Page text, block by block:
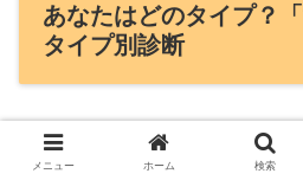
あなたはどのタイプ？
タイプ別診断
「辞めたい」とひとことで言っ
原因がズレたまま転職すると、
メニュー ホーム 検索